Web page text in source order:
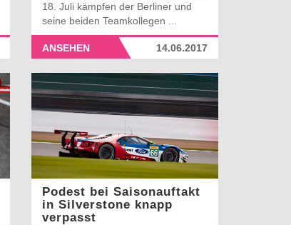
18. Juli kämpfen der Berliner und
seine beiden Teamkollegen ...
14.06.2017
ANSEHEN
Podest bei Saisonauftakt
in Silverstone knapp
verpasst